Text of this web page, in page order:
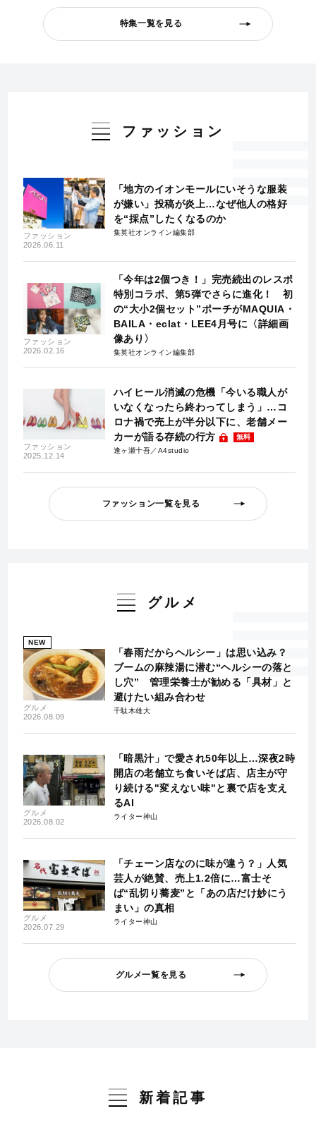
特集一覧を見る
ファッション
ファッション
2026.06.11
「地方のイオンモールにいそうな服装
が嫌い」投稿が炎上…なぜ他人の格好
を“採点”したくなるのか
集英社オンライン編集部
ファッション
2026.02.16
「今年は2個つき！」完売続出のレスポ
特別コラボ、第5弾でさらに進化！ 初
の“大小2個セット”ポーチがMAQUIA・
BAILA・eclat・LEE4月号に〈詳細画
像あり〉
集英社オンライン編集部
ファッション
2025.12.14
ハイヒール消滅の危機「今いる職人が
いなくなったら終わってしまう」…コ
ロナ禍で売上が半分以下に、老舗メー
カーが語る存続の行方
無料
逢ヶ瀬十吾／A4studio
ファッション一覧を見る
グルメ
NEW
グルメ
2026.08.09
「春雨だからヘルシー」は思い込み？
ブームの麻辣湯に潜む“ヘルシーの落と
し穴” 管理栄養士が勧める「具材」と
避けたい組み合わせ
千駄木雄大
グルメ
2026.08.02
「暗黒汁」で愛され50年以上…深夜2時
開店の老舗立ち食いそば店、店主が守
り続ける"変えない味"と裏で店を支え
るAI
ライター神山
グルメ
2026.07.29
「チェーン店なのに味が違う？」人気
芸人が絶賛、売上1.2倍に…富士そ
ば“乱切り蕎麦”と「あの店だけ妙にう
まい」の真相
ライター神山
グルメ一覧を見る
新着記事